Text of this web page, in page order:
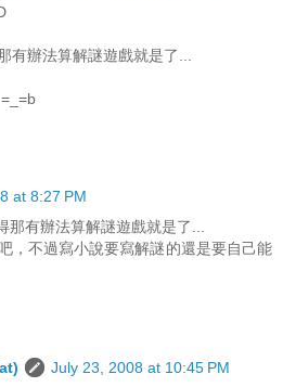
有辦法算解謎遊戲就是了...
at 8:27 PM
那有辦法算解謎遊戲就是了...
，不過寫小說要寫解謎的還是要自己能
July 23, 2008 at 10:45 PM